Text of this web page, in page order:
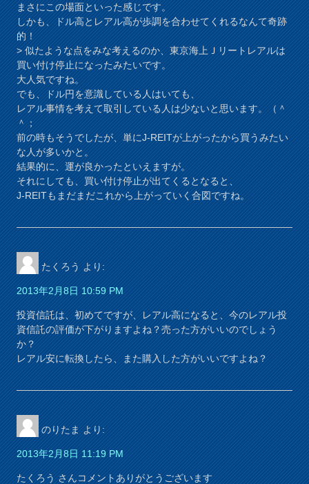
まさにこの場面といった感じです。
しかも、ドル高とレアル高が歩調を合わせてくれるなんて奇跡
的！
> 似たような点をみな考えるのか、東京海上Ｊリートレアルは
買い付け停止になったみたいです。
大人気ですね。
でも、ドル円を意識している人はいても、
レアル事情を考えて取引している人は少ないと思います。（＾
＾；
前の時もそうでしたが、単にJ-REITが上がったから買うみたい
な人が多いかと。
結果的に、運が良かったといえますが。
それにしても、買い付け停止が出てくるとなると、
J-REITもまだまだこれから上がっていく合図ですね。
たくろう より:
2013年2月8日 10:59 PM
投資信託は、初めてですが、レアル高になると、今のレアル投
資信託の評価が下がりますよね？売った方がいいのでしょう
か？
レアル安に転換したら、また購入した方がいいですよね？
のりたま より:
2013年2月8日 11:19 PM
たくろう さんコメントありがとうございます